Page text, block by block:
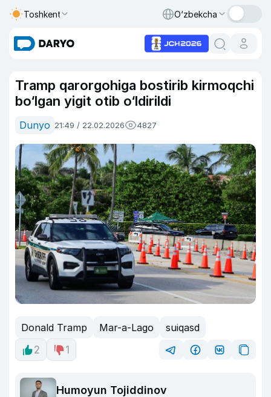
Toshkent O‘zbekcha
Tramp qarorgohiga bostirib kirmoqchi
bo‘lgan yigit otib o‘ldirildi
Dunyo 21:49 / 22.02.2026 4827
Donald Tramp Mar-a-Lago
suiqasd
2
1
Humoyun Tojiddinov